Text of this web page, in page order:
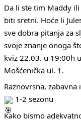
Da li ste tim Maddy ili
biti sretni. Hoće li
sve dobra pitanja za
svoje znanje onoga
kviz 22.03. u 19:00h
Mošćenička ul. 1.
Raznovrsna,
1-2 sezonu
Kako bismo